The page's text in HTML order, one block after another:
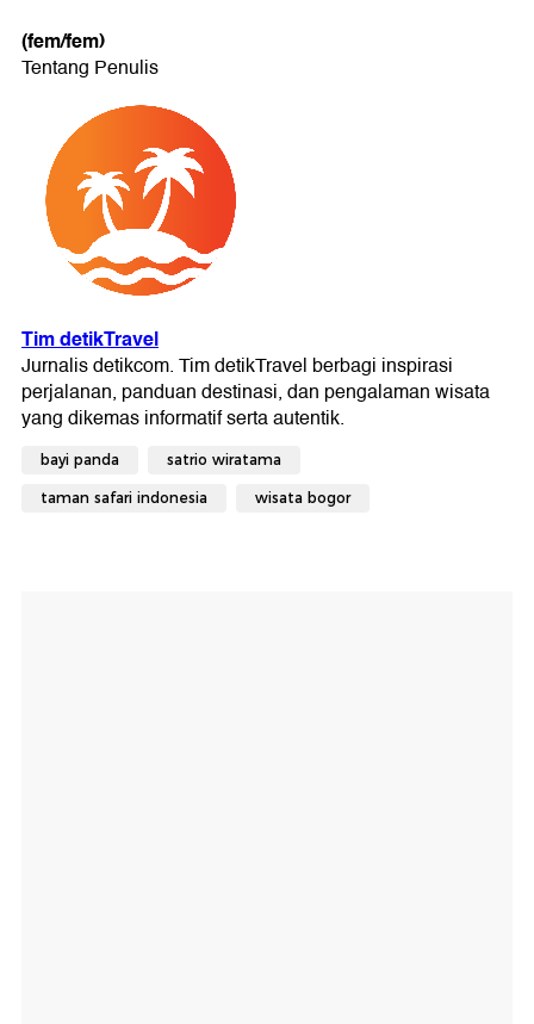
(fem/fem)
bayi panda satrio wiratama
taman safari indonesia wisata bogor